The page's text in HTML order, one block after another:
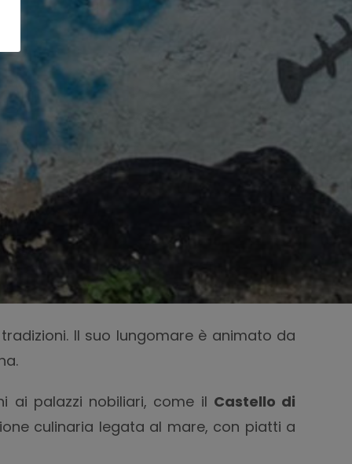
Il suo lungomare è animato da
ai palazzi nobiliari, come il Castello di
culinaria legata al mare, con piatti a